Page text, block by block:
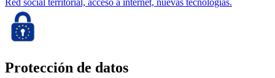
Protección de datos